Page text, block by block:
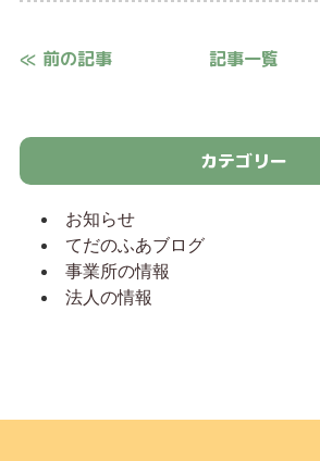
≪ 前の記事 記事一覧
カテゴリー
お知らせ
てだのふあブログ
事業所の情報
法人の情報